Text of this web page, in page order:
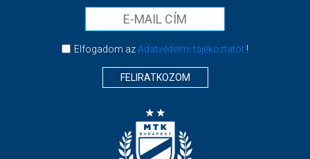
Elfogadom azAdatvédelmi tájékoztatót!
FELIRATKOZOM